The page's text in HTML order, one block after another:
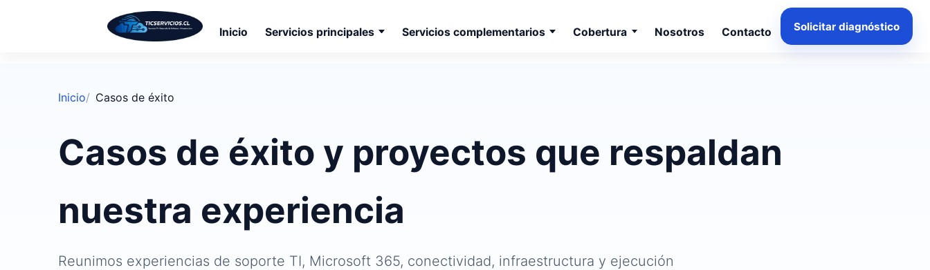
Inicio Servicios principales Servicios complementarios Cobertura Nosotros Contacto Solicitar diagnóstico
Inicio Casos de éxito
Casos de éxito y proyectos que respaldan
nuestra experiencia
Reunimos experiencias de soporte TI, Microsoft 365, conectividad, infraestructura y ejecución